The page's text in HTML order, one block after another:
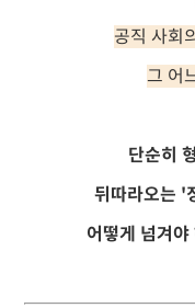
공직 사회
그 어
단순히
뒤따라오는 '
어떻게 넘겨